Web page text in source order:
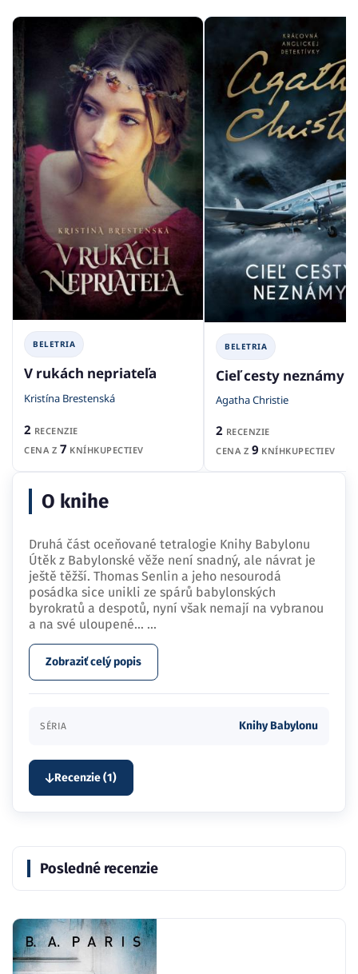
BELETRIA
V rukách nepriateľa
Kristína Brestenská
2 RECENZIE
CENA Z 7 KNÍHKUPECTIEV
BELETRIA
Cieľ cesty neznámy
Agatha Christie
2 RECENZIE
CENA Z 9 KNÍHKUPECTIEV
O knihe
Druhá část oceňované tetralogie Knihy Babylonu
Útěk z Babylonské věže není snadný, ale návrat je
ještě těžší. Thomas Senlin a jeho nesourodá
posádka sice unikli ze spárů babylonských
byrokratů a despotů, nyní však nemají na vybranou
a na své uloupené… ...
Zobraziť celý popis
SÉRIA Knihy Babylonu
Recenzie (1)
Posledné recenzie